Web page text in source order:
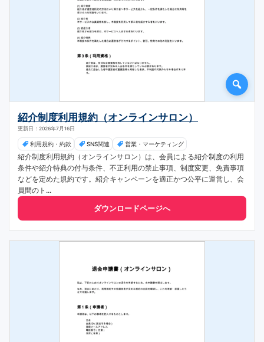
紹介制度利用規約（オンラインサロン）
更新日：2026年7月16日
利用規約・約款 SNS関連 営業・マーケティング
紹介制度利用規約（オンラインサロン）は、会員による紹介制度の利用
条件や紹介特典の付与条件、不正利用の禁止事項、制度変更、免責事項
などを定めた規約です。紹介キャンペーンを適正かつ公平に運営し、会
員間のト...
ダウンロードページへ